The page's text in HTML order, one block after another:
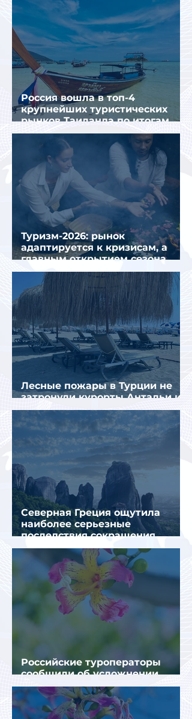
Россия вошла в топ-4
крупнейших туристических
рынков Таиланда по итогам
семи месяцев 2026 года
Туризм-2026: рынок
адаптируется к кризисам, а
главным открытием сезона
стал Вьетнам
Лесные пожары в Турции не
затронули курорты Антальи и
Муглы
Северная Греция ощутила
наиболее серьезные
последствия сокращения
турпотока из России
Российские туроператоры
сообщили об усложнении
получения виз в Грецию